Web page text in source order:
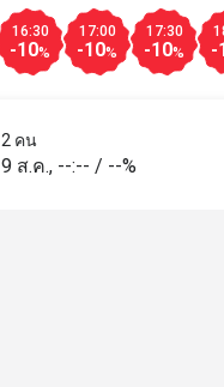
S*************g
16:30
-10%
17:00
-10%
17:30
-10% -
2 คน
9 ส.ค., --:-- / --%